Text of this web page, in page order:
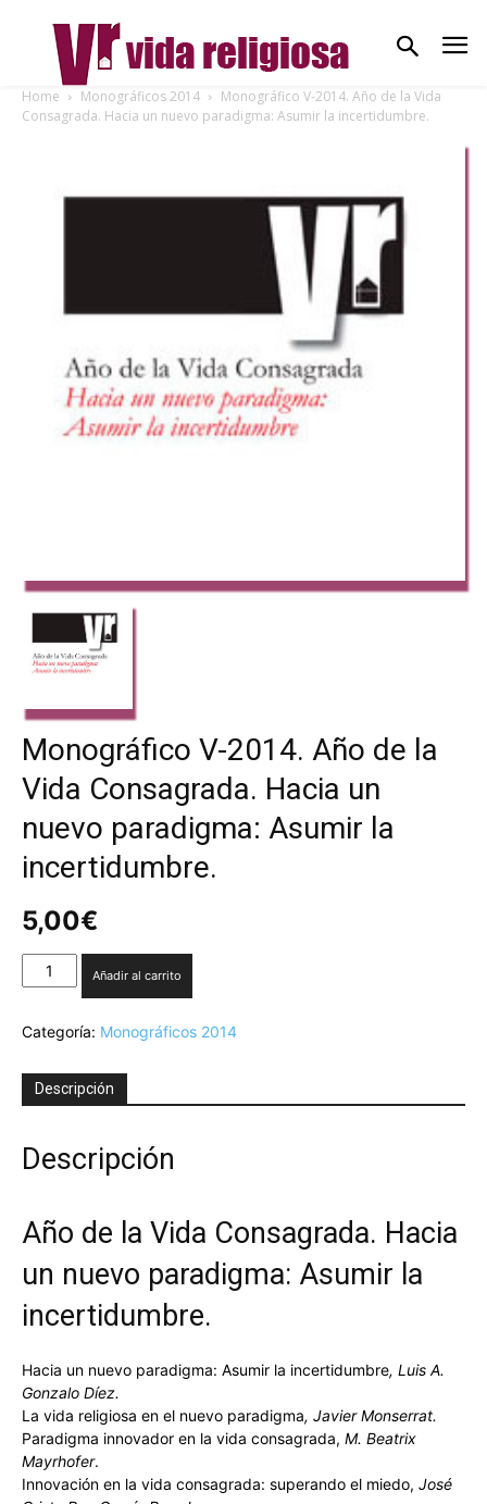
Home Monográficos 2014
Monográfico V-2014. Año de la Vida
Consagrada. Hacia un nuevo paradigma: Asumir la incertidumbre.
Monográfico V-2014. Año de la
Vida Consagrada. Hacia un
nuevo paradigma: Asumir la
incertidumbre.
5,00€
Monográfico
V-
Año
la
Hacia
un
paradigma:
Asumir
incertidumbre.
cantidad
Añadir al carrito
Categoría: Monográficos 2014
Descripción
Descripción
Año de la Vida Consagrada. Hacia
un nuevo paradigma: Asumir la
incertidumbre.
Hacia un nuevo paradigma: Asumir la incertidumbre, Luis A.
Gonzalo Díez.
La vida religiosa en el nuevo paradigma, Javier Monserrat.
Paradigma innovador en la vida consagrada, M. Beatrix
Mayrhofer.
Innovación en la vida consagrada: superando el miedo, José